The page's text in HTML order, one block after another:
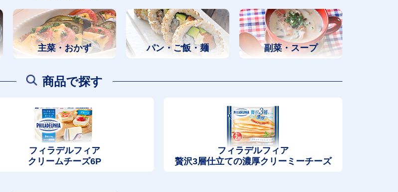
主菜・おかず パン・ご飯・麺 副菜・スープ
商品で探す
フィラデルフィア
クリームチーズ6P
フィラデルフィア
贅沢3層仕立ての濃厚クリーミーチーズ